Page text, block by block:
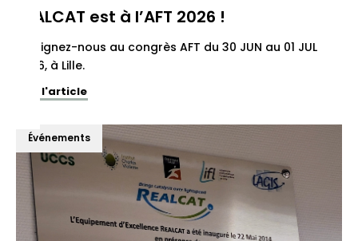
REALCAT est à l’AFT 2026 !
Rejoignez-nous au congrès AFT du 30 JUN au 01 JUL
2026, à Lille.
Voir l'article
Événements